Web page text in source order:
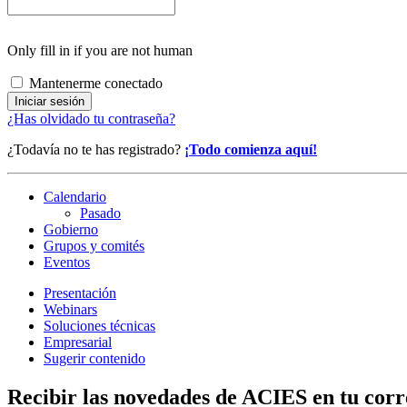
Only fill in if you are not human
Mantenerme conectado
¿Has olvidado tu contraseña?
¿Todavía no te has registrado? ¡Todo comienza aquí!
Calendario
Pasado
Gobierno
Grupos y comités
Eventos
Presentación
Webinars
Soluciones técnicas
Empresarial
Sugerir contenido
Recibir las novedades de ACIES en tu